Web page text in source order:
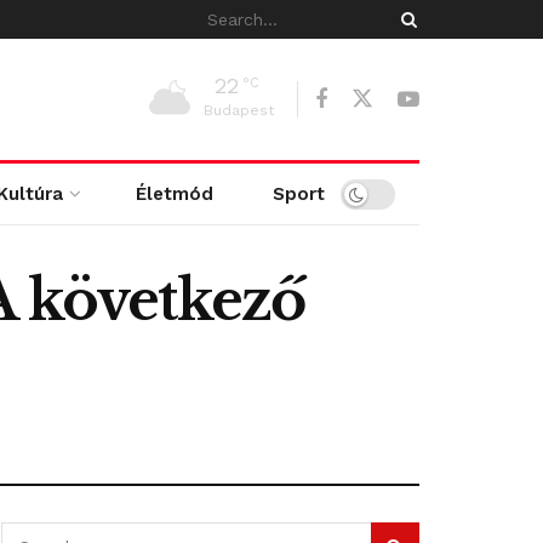
22 °C
Budapest
Életmód Sport
következő